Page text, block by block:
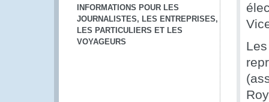
INFORMATIONS POUR LES
JOURNALISTES, LES ENTREPRISES,
LES PARTICULIERS ET LES
VOYAGEURS